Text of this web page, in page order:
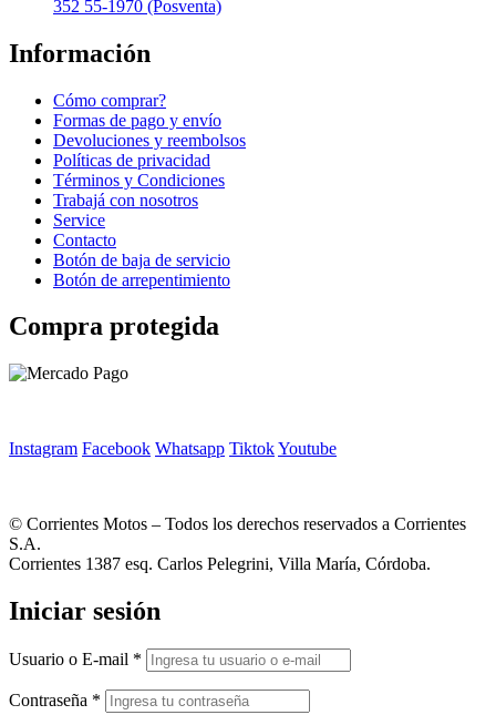
352 55-1970 (Posventa)
Información
Cómo comprar?
Formas de pago y envío
Devoluciones y reembolsos
Políticas de privacidad
Términos y Condiciones
Trabajá con nosotros
Service
Contacto
Botón de baja de servicio
Botón de arrepentimiento
Compra protegida
Instagram Facebook Whatsapp TiktokYoutube
© Corrientes Motos – Todos los derechos reservados a Corrientes
S.A.
Corrientes 1387 esq. Carlos Pelegrini, Villa María, Córdoba.
Iniciar sesión
Usuario o E-mail *
Contraseña *